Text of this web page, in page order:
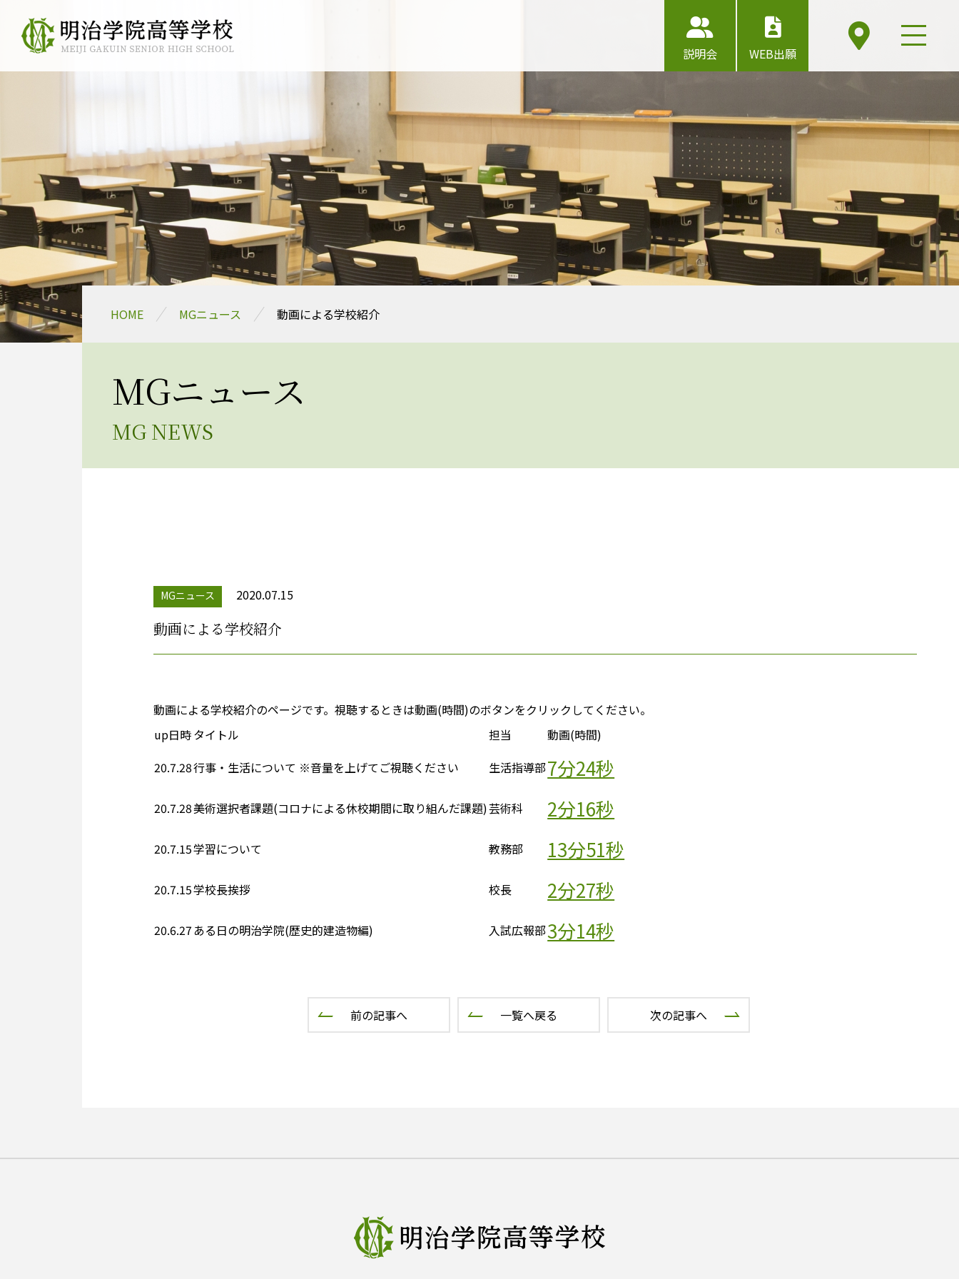
説明会 WEB出願
HOME MGニュース 動画による学校紹介
MGニュース
MG NEWS
MGニュース 2020.07.15
動画による学校紹介
動画による学校紹介のページです。視聴するときは動画(時間)のボタンをクリックしてください。
up日時タイトル 担当
動画(時間)
20.7.28行事・生活について ※音量を上げてご視聴ください 生活指導部7分24秒
20.7.28美術選択者課題(コロナによる休校期間に取り組んだ課題)芸術科 2分16秒
20.7.15学習について 教務部 13分51秒
20.7.15学校長挨拶 校長 2分27秒
20.6.27ある日の明治学院(歴史的建造物編) 入試広報部3分14秒
前の記事へ 一覧へ戻る 次の記事へ